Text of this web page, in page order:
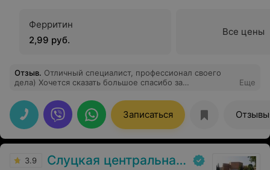
Ферритин
2,99 руб.
Все цены
Отзыв. Отличный специалист, профессионал своего
дела) Хочется сказать большое спасибо за
задачу. Практически наш семейный доктор)),
Еще
Записаться Отзывы
3.9 Слуцкая центральная районная больница